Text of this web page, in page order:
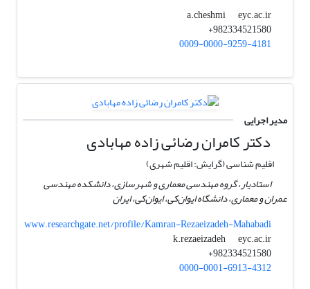
a.cheshmi
eyc.ac.ir
982334521580+
0009-0000-9259-4181
مدیر اجرایی
دکتر کامران رضائی زاده مهابادی
اقلیم شناسی (گرایش: اقلیم شهری)
استادیار، گروه مهندسی معماری و شهرسازی، دانشکده مهندسی
عمران و معماری، دانشگاه ایوان‌کی، ایوان‌کی، ایران
www.researchgate.net/profile/Kamran-Rezaeizadeh-Mahabadi
k.rezaeizadeh
eyc.ac.ir
982334521580+
0000-0001-6913-4312